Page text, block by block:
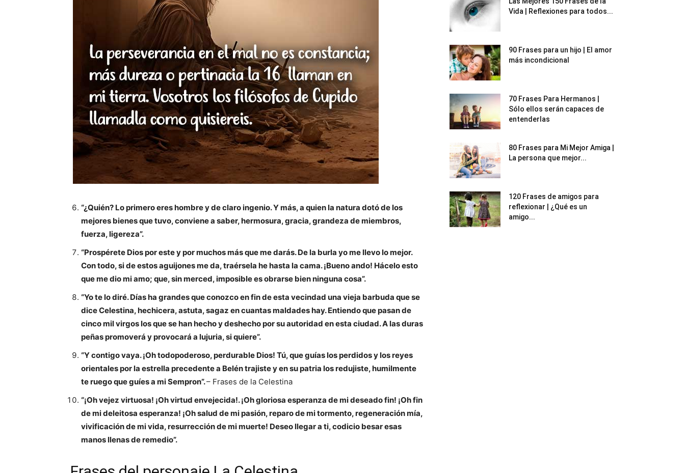
“¿Quién? Lo primero eres hombre y de claro ingenio. Y más, a quien la natura dotó de los
mejores bienes que tuvo, conviene a saber, hermosura, gracia, grandeza de miembros,
fuerza, ligereza”.
“Prospérete Dios por este y por muchos más que me darás. De la burla yo me llevo lo mejor.
Con todo, si de estos aguijones me da, traérsela he hasta la cama. ¡Bueno ando! Hácelo esto
que me dio mi amo; que, sin merced, imposible es obrarse bien ninguna cosa”.
“Yo te lo diré. Días ha grandes que conozco en fin de esta vecindad una vieja barbuda que se
dice Celestina, hechicera, astuta, sagaz en cuantas maldades hay. Entiendo que pasan de
cinco mil virgos los que se han hecho y deshecho por su autoridad en esta ciudad. A las duras
peñas promoverá y provocará a lujuria, si quiere”.
“Y contigo vaya. ¡Oh todopoderoso, perdurable Dios! Tú, que guías los perdidos y los reyes
orientales por la estrella precedente a Belén trajiste y en su patria los redujiste, humilmente
te ruego que guíes a mi Sempron”.– Frases de la Celestina
“¡Oh vejez virtuosa! ¡Oh virtud envejecida!. ¡Oh gloriosa esperanza de mi deseado fin! ¡Oh fin
de mi deleitosa esperanza! ¡Oh salud de mi pasión, reparo de mi tormento, regeneración mía,
vivificación de mi vida, resurrección de mi muerte! Deseo llegar a ti, codicio besar esas
manos llenas de remedio”.
Vida | Reflexiones para todos...
90 Frases para un hijo | El amor
más incondicional
70 Frases Para Hermanos |
Sólo ellos serán capaces de
entenderlas
80 Frases para Mi Mejor Amiga |
La persona que mejor...
120 Frases de amigos para
reflexionar | ¿Qué es un
amigo...